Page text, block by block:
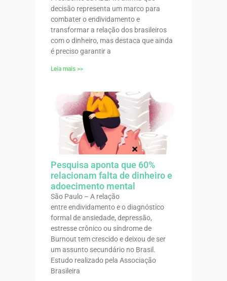
decisão representa um marco para
combater o endividamento e
transformar a relação dos brasileiros
com o dinheiro, mas destaca que ainda
é preciso garantir a
Leia mais >>
Pesquisa aponta que 60%
relacionam falta de dinheiro e
adoecimento mental
São Paulo – A relação
entre endividamento e o diagnóstico
formal de ansiedade, depressão,
estresse crônico ou síndrome de
Burnout tem crescido e deixou de ser
um assunto secundário no Brasil.
Estudo realizado pela Associação
Brasileira